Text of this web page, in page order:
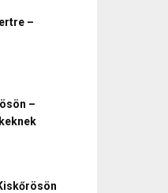
–
–